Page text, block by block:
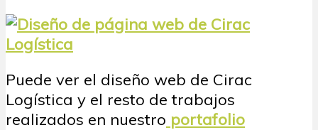
Puede ver el diseño web de Cirac
Logística y el resto de trabajos
realizados en nuestro portafolio